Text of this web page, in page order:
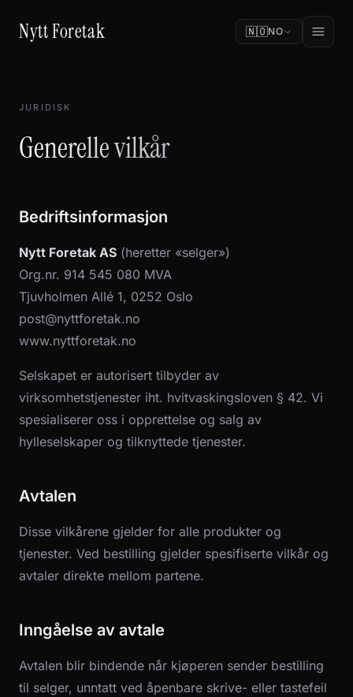
Nytt Foretak 🇳🇴NO
JURIDISK
Generelle vilkår
Bedriftsinformasjon
Nytt Foretak AS (heretter «selger»)
Org.nr. 914 545 080 MVA
Tjuvholmen Allé 1, 0252 Oslo
post@nyttforetak.no
www.nyttforetak.no
Selskapet er autorisert tilbyder av
virksomhetstjenester iht. hvitvaskingsloven § 42. Vi
spesialiserer oss i opprettelse og salg av
hylleselskaper og tilknyttede tjenester.
Avtalen
Disse vilkårene gjelder for alle produkter og
tjenester. Ved bestilling gjelder spesifiserte vilkår og
avtaler direkte mellom partene.
Inngåelse av avtale
Avtalen blir bindende når kjøperen sender bestilling
til selger, unntatt ved åpenbare skrive- eller tastefeil